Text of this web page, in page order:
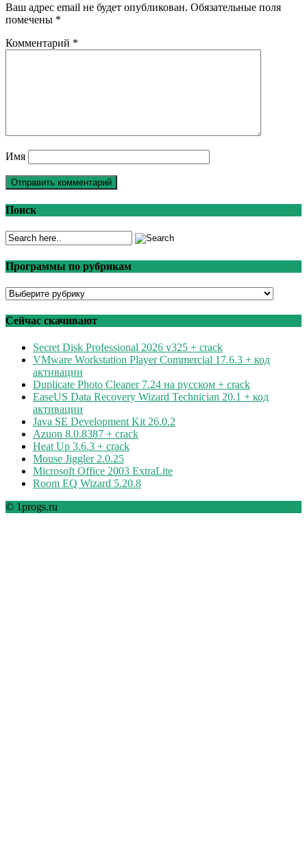
Ваш адрес email не будет опубликован. Обязательные поля
помечены *
Комментарий *
Имя
Поиск
Программы по рубрикам
Программы
рубрикам
Сейчас скачивают
Secret Disk Professional 2026 v325 + crack
VMware Workstation Player Commercial 17.6.3 + код
активации
Duplicate Photo Cleaner 7.24 на русском + crack
EaseUS Data Recovery Wizard Technician 20.1 + код
активации
Java SE Development Kit 26.0.2
Azuon 8.0.8387 + crack
Heat Up 3.6.3 + crack
Mouse Jiggler 2.0.25
Microsoft Office 2003 ExtraLite
Room EQ Wizard 5.20.8
© 1progs.ru